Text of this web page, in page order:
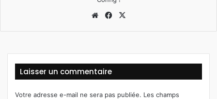
WebsiteFacebook
Laisser un commentaire
Votre adresse e-mail ne sera pas publiée. Les champs